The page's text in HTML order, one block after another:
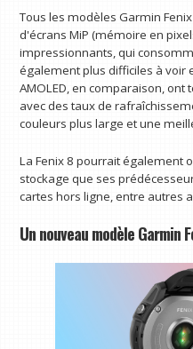
Tous les modèles Garmin
d'écrans MiP (mémoire en
impressionnants, qui
également plus difficiles à voir
AMOLED, en comparaison,
avec des taux de
couleurs plus large et une
La Fenix ​​8 pourrait également
stockage que ses
cartes hors ligne, entre autres
Un nouveau modèle Garmin